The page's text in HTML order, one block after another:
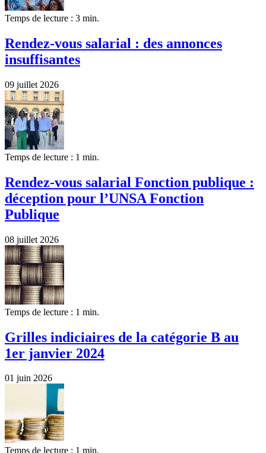
Temps de lecture : 3 min.
Rendez-vous salarial : des annonces
insuffisantes
09 juillet 2026
Temps de lecture : 1 min.
Rendez-vous salarial Fonction publique :
déception pour l’UNSA Fonction
Publique
08 juillet 2026
Temps de lecture : 1 min.
Grilles indiciaires de la catégorie B au
1er janvier 2024
01 juin 2026
Temps de lecture : 1 min.